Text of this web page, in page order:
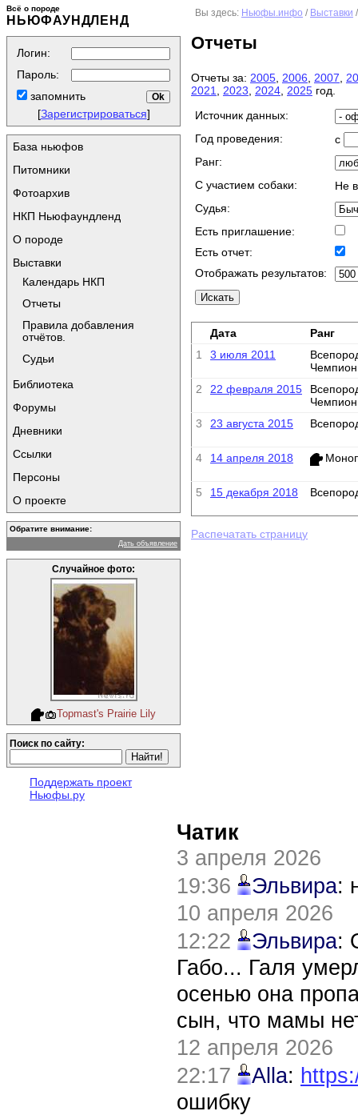
Всё о породе
НЬЮФАУНДЛЕНД
Логин:
Пароль:
запомнить
[Зарегистрироваться]
База ньюфов
Питомники
Фотоархив
НКП Ньюфаундленд
О породе
Выставки
Календарь НКП
Отчеты
Правила добавления
отчётов.
Судьи
Библиотека
Форумы
Дневники
Ссылки
Персоны
О проекте
Обратите внимание:
Дать объявление
Случайное фото:
Topmast's Prairie Lily
Поиск по сайту:
Поддержать проект
Ньюфы.ру
Вы здесь: Ньюфы.инфо / Выставки
Отчеты
Отчеты за: 2005 2006 2007
2021
2023 2024 2025 год.
Источник данных:
Год проведения:
с
Ранг:
C участием собаки:
Не
Судья:
Есть приглашение:
Есть отчет:
Отображать результатов:
Дата
Ранг
1
3 июля 2011
2
22 февраля 2015
3
23 августа 2015
4 14 апреля 2018
5 15 декабря 2018
Распечатать страницу
Чатик
3 апреля 2026
19:36
Эльвира:
10 апреля 2026
12:22
Эльвира:
Габо... Галя
осенью она
сын, что мамы
12 апреля 2026
22:17
Alla:
ошибку